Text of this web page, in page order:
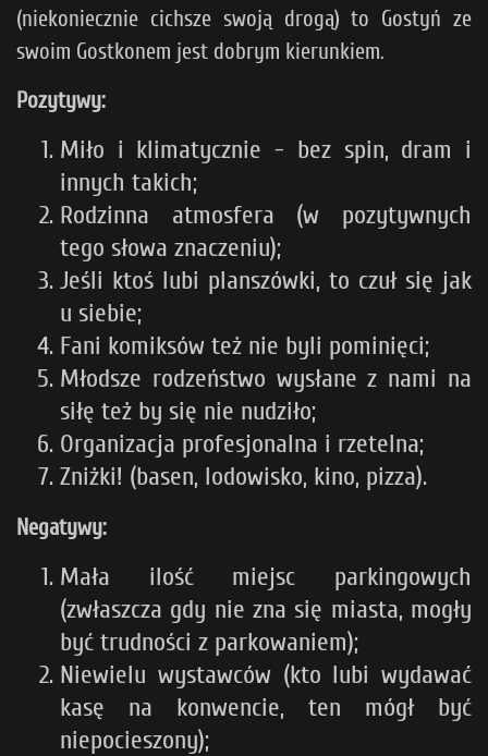
(niekoniecznie cichsze swoją drogą) to Gostyń ze
swoim Gostkonem jest dobrym kierunkiem.
Pozytywy:
Miło i klimatycznie - bez spin, dram i
innych takich;
Rodzinna atmosfera (w pozytywnych
tego słowa znaczeniu);
Jeśli ktoś lubi planszówki, to czuł się jak
u siebie;
Fani komiksów też nie byli pominięci;
Młodsze rodzeństwo wysłane z nami na
siłę też by się nie nudziło;
Organizacja profesjonalna i rzetelna;
Zniżki! (basen, lodowisko, kino, pizza).
Negatywy:
Mała ilość miejsc parkingowych
(zwłaszcza gdy nie zna się miasta, mogły
być trudności z parkowaniem);
Niewielu wystawców (kto lubi wydawać
kasę na konwencie, ten mógł być
niepocieszony);